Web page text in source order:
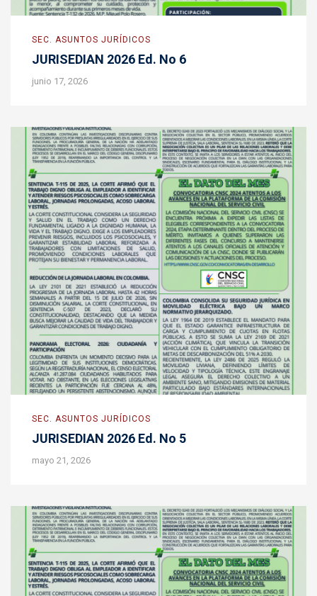
SEC. ASUNTOS JURÍDICOS
JURISEDIAN 2026 Ed. No 6
junio 17, 2026
SEC. ASUNTOS JURÍDICOS
JURISEDIAN 2026 Ed. No 5
mayo 21, 2026